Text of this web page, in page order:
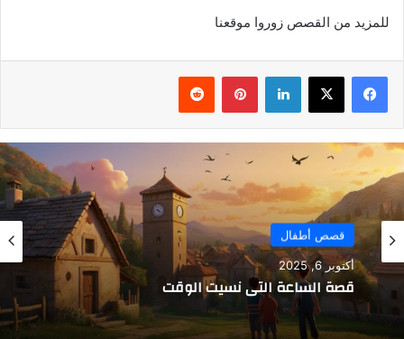
للمزيد من القصص زوروا موقعنا
فيسبوك ‫X لينكدإن بينتيريست
قصص أطفال
أكتوبر 6, 2025
قصة الساعة التي نسيت الوقت